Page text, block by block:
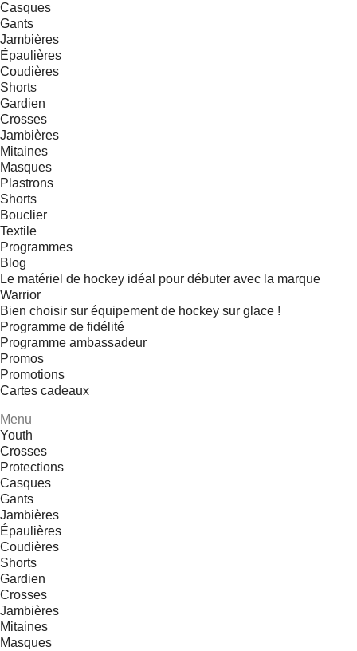
Casques
Gants
Jambières
Épaulières
Coudières
Shorts
Gardien
Crosses
Jambières
Mitaines
Masques
Plastrons
Shorts
Bouclier
Textile
Programmes
Blog
Le matériel de hockey idéal pour débuter avec la marque
Warrior
Bien choisir sur équipement de hockey sur glace !
Programme de fidélité
Programme ambassadeur
Promos
Promotions
Cartes cadeaux
Menu
Youth
Crosses
Protections
Casques
Gants
Jambières
Épaulières
Coudières
Shorts
Gardien
Crosses
Jambières
Mitaines
Masques